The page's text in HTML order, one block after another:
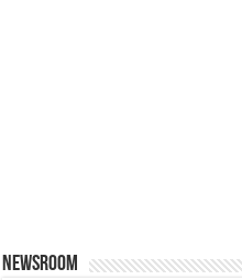
Newsroom